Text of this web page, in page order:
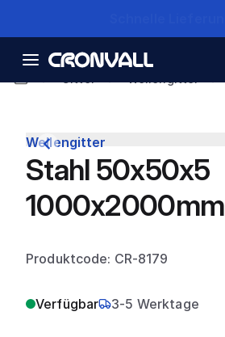
Wellengitter
Stahl 50x50x5
1000x2000mm
Produktcode: CR-8179
Verfügbar 3-5 Werktage